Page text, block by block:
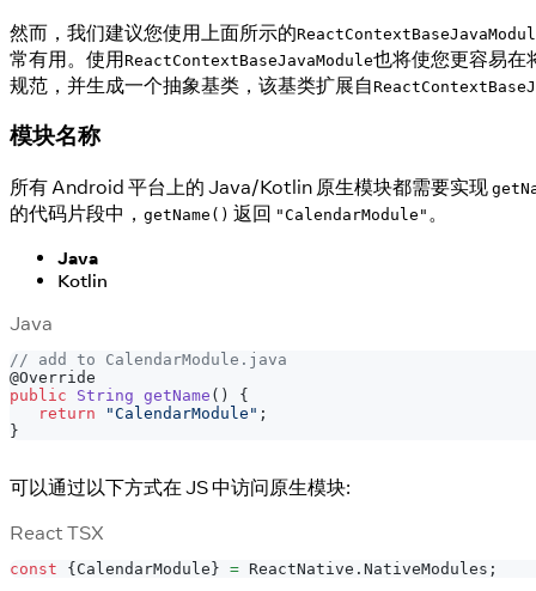
然而，我们建议您使用上面所示的
常有用。使用ReactContextBaseJavaModule也将使您更容易在
规范，并生成一个抽象基类，该基类扩展自
模块名称
所有 Android 平台上的 Java/Kotlin 原生模块都需要实现
的代码片段中， getName() 返回 "CalendarModule" 。
Java
Kotlin
Java
// add to CalendarModule.java
@Override
public
String getName ( )
{
return
"CalendarModule" ;
}
可以通过以下方式在 JS 中访问原生模块:
React TSX
const { CalendarModule } = ReactNative . NativeModules ;